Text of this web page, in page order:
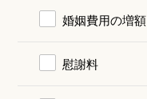
婚姻費用の増額
慰謝料